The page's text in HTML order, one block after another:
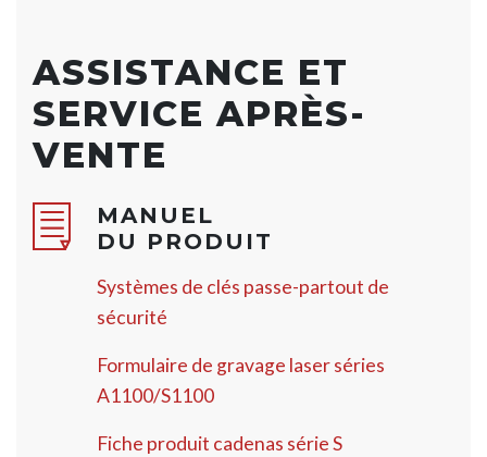
ASSISTANCE ET
SERVICE APRÈS-
VENTE
MANUEL
DU PRODUIT
Systèmes de clés passe-partout de
sécurité
Formulaire de gravage laser séries
A1100/S1100
Fiche produit cadenas série S